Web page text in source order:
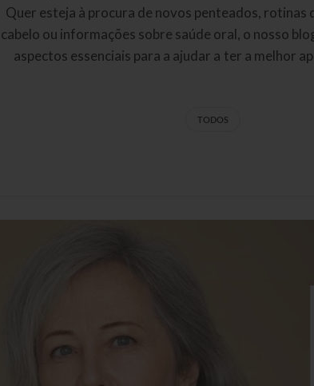
Quer esteja à procura de novos penteados, rotinas
cabelo ou informações sobre saúde oral, o nosso
aspectos essenciais para a ajudar a ter a melhor
TODOS